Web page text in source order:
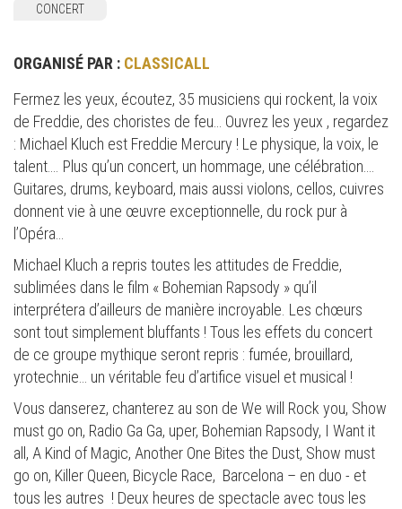
CONCERT
ORGANISÉ PAR : CLASSICALL
Fermez les yeux, écoutez, 35 musiciens qui rockent, la voix
de Freddie, des choristes de feu… Ouvrez les yeux , regardez
: Michael Kluch est Freddie Mercury ! Le physique, la voix, le
talent…. Plus qu’un concert, un hommage, une célébration….
Guitares, drums, keyboard, mais aussi violons, cellos, cuivres
donnent vie à une œuvre exceptionnelle, du rock pur à
l’Opéra…
Michael Kluch a repris toutes les attitudes de Freddie,
sublimées dans le film « Bohemian Rapsody » qu’il
interprétera d’ailleurs de manière incroyable. Les chœurs
sont tout simplement bluffants ! Tous les effets du concert
de ce groupe mythique seront repris : fumée, brouillard,
yrotechnie… un véritable feu d’artifice visuel et musical !
Vous danserez, chanterez au son de We will Rock you, Show
must go on, Radio Ga Ga, uper, Bohemian Rapsody, I Want it
all, A Kind of Magic, Another One Bites the Dust, Show must
go on, Killer Queen, Bicycle Race, Barcelona – en duo - et
tous les autres ! Deux heures de spectacle avec tous les